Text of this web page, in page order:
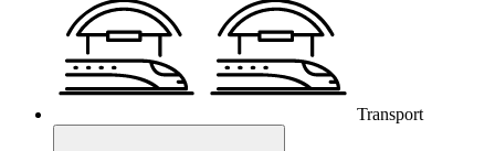
Transport